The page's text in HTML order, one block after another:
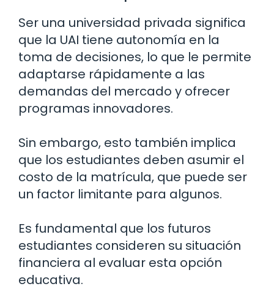
Ser una universidad privada significa
que la UAI tiene autonomía en la
toma de decisiones, lo que le permite
adaptarse rápidamente a las
demandas del mercado y ofrecer
programas innovadores.
Sin embargo, esto también implica
que los estudiantes deben asumir el
costo de la matrícula, que puede ser
un factor limitante para algunos.
Es fundamental que los futuros
estudiantes consideren su situación
financiera al evaluar esta opción
educativa.